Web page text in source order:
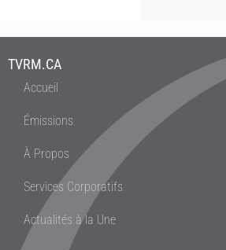
TVRM.CA
Accueil
Émissions
À Propos
Services Corporatifs
Actualités à la Une